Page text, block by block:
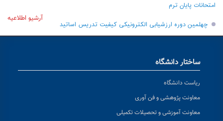
امتحانات پایان ترم
چهلمین دوره ارزشیابی الکترونیکی کیفیت تدریس اساتید
آرشیو اطلاعیه
ساختار دانشگاه
ریاست دانشگاه
معاونت پژوهشی و فن آوری
معاونت آموزشی و تحصیلات تکمیلی